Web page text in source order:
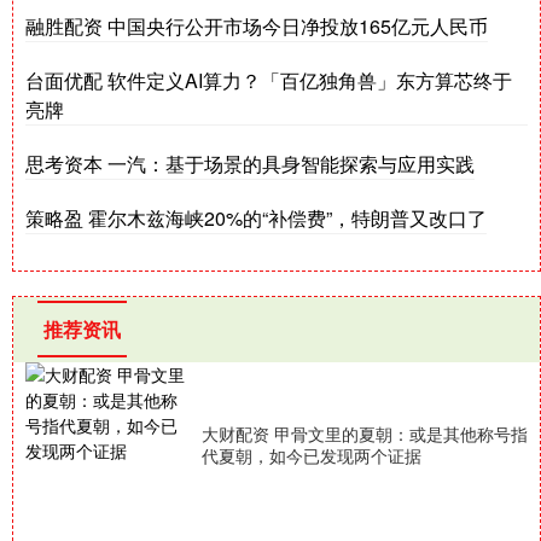
融胜配资 中国央行公开市场今日净投放165亿元人民币
台面优配 软件定义AI算力？「百亿独角兽」东方算芯终于
亮牌
思考资本 一汽：基于场景的具身智能探索与应用实践
策略盈 霍尔木兹海峡20%的“补偿费”，特朗普又改口了
推荐资讯
大财配资 甲骨文里的夏朝：或是其他称号指
代夏朝，如今已发现两个证据